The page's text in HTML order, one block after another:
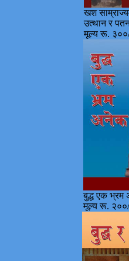
खश
उत्थान र
मूल्य रू.
बुद्ध एक
मूल्य रू.